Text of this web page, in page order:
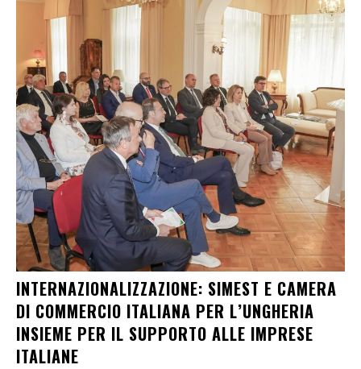
INTERNAZIONALIZZAZIONE: SIMEST E CAMERA
DI COMMERCIO ITALIANA PER L’UNGHERIA
INSIEME PER IL SUPPORTO ALLE IMPRESE
ITALIANE